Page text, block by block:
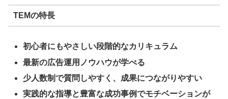
TEMの特長
初心者にもやさしい段階的なカリキュラム
最新の広告運用ノウハウが学べる
少人数制で質問しやすく、成果につながりやすい
実践的な指導と豊富な成功事例でモチベーションが